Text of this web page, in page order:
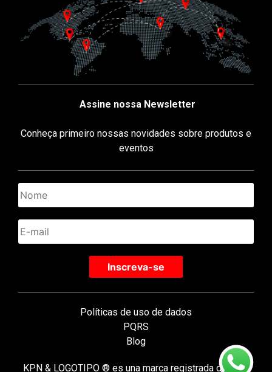
Assine nossa Newsletter
Conheça primeiro nossas novidades sobre produtos e
eventos
Políticas de uso de dados
PQRS
Blog
KPN & LOGOTIPO ® es una marca registrada de KPN